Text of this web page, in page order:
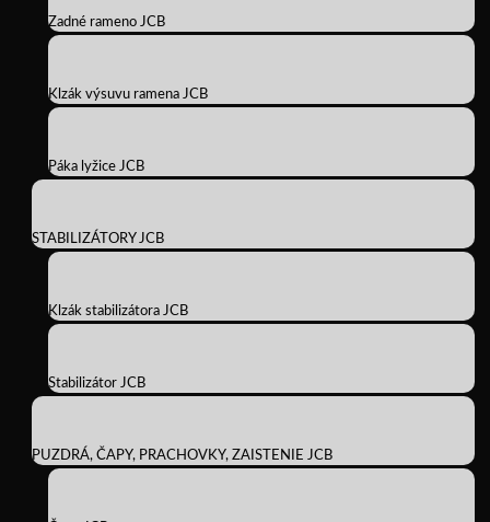
Zadné rameno JCB
Klzák výsuvu ramena JCB
Páka lyžice JCB
STABILIZÁTORY JCB
Klzák stabilizátora JCB
Stabilizátor JCB
PUZDRÁ, ČAPY, PRACHOVKY, ZAISTENIE JCB